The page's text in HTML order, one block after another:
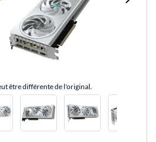
être différente de l'original.